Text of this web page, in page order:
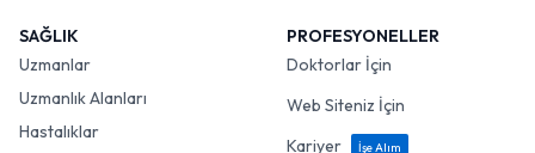
SAĞLIK
Uzmanlar
Uzmanlık Alanları
Hastalıklar
PROFESYONELLER
Doktorlar İçin
Web Siteniz İçin
Kariyer
İşe Alım